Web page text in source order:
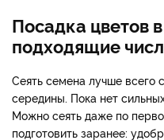
Посадка цветов
подходящие
Сеять семена лучше всего
середины. Пока нет
Можно сеять даже по
подготовить заранее: